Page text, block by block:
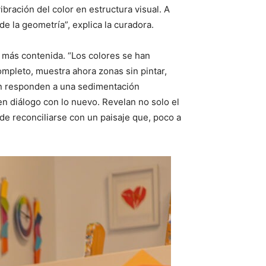
del color en estructura visual. A
la geometría”, explica la curadora.
contenida. “Los colores se han
muestra ahora zonas sin pintar,
a una sedimentación
diálogo con lo nuevo. Revelan no solo el
reconciliarse con un paisaje que, poco a